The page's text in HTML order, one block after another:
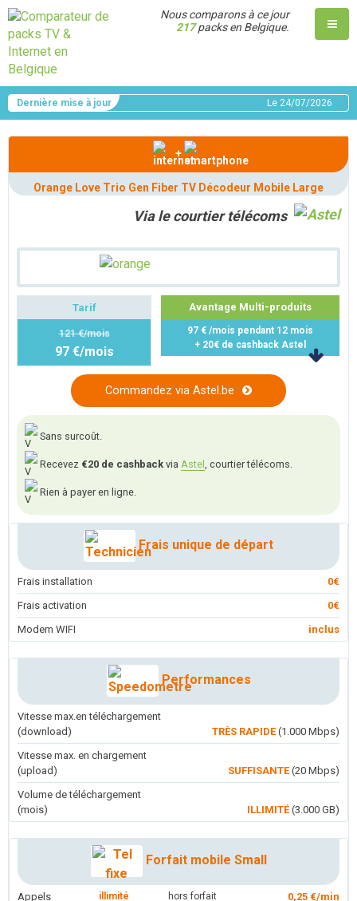
Nous comparons à ce jour
217packs en Belgique.
Dernière mise à jour Le 24/07/2026
+
Orange Love Trio Gen Fiber TV Décodeur Mobile Large
Via le courtier télécoms
Tarif
121 €/mois
97 €/mois
Avantage Multi-produits
97 € /mois pendant 12 mois
+ 20€ de cashback Astel
Commandez via Astel.be
Sans surcoût.
Recevez €20 de cashback via Astel , courtier télécoms.
Rien à payer en ligne.
Frais unique de départ
Frais installation
0€
Frais activation
0€
Modem WIFI
inclus
Performances
Vitesse max.en téléchargement
(download)
TRÈS RAPIDE(1.000 Mbps)
Vitesse max. en chargement
(upload)
SUFFISANTE(20 Mbps)
Volume de téléchargement
(mois)
ILLIMITÉ(3.000 GB)
Forfait mobile Small
Appels illimité hors forfait
0,25 €/min